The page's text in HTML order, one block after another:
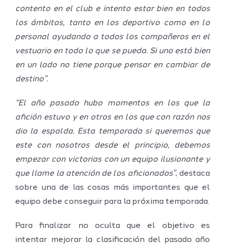
contento en el club e intento estar bien en todos
los ámbitos, tanto en los deportivo como en lo
personal ayudando a todos los compañeros en el
vestuario en todo lo que se pueda. Si uno está bien
en un lado no tiene porque pensar en cambiar de
destino”.
“El año pasado hubo momentos en los que la
afición estuvo y en otros en los que con razón nos
dio la espalda. Esta temporada si queremos que
este con nosotros desde el principio, debemos
empezar con victorias con un equipo ilusionante y
que llame la atención de los aficionados”, destaca
sobre una de las cosas más importantes que el
equipo debe conseguir para la próxima temporada.
Para finalizar no oculta que el objetivo es
intentar mejorar la clasificación del pasado año